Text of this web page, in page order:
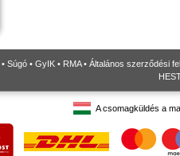
• Súgó • GyIK • RMA• Általános szerződési
A csomagküldés a